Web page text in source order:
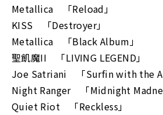
Metallica 「Reload」
KISS 「Destroyer」
Metallica 「Black Album」
聖飢魔II 「LIVING LEGEND」
Joe Satriani 「Surfin with the
Night Ranger 「Midnight
Quiet Riot 「Reckless」